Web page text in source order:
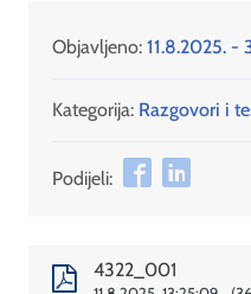
Objavljeno: 11.8.2025. -
Kategorija: Razgovori i
Podijeli:
4322_001